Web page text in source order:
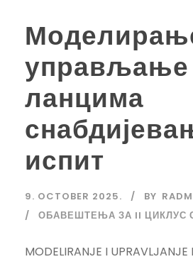
управљање
ланцима
испит
9. OCTOBER 2025. BY
ОБАВЕШТЕЊА ЗА II ЦИКЛУС
MODELIRANJE I UPRAVLJANJE